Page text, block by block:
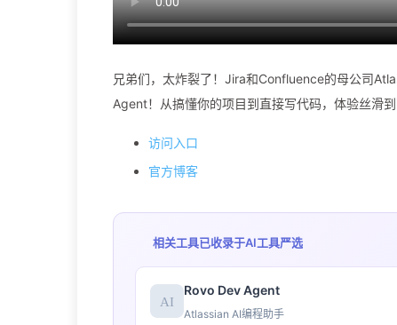
兄弟们，太炸裂了！Jira和Confluence的母公司
Agent！从搞懂你的项目到直接写代码，体验丝滑
访问入口
官方博客
相关工具已收录于AI工具严选
Rovo Dev Agent
Atlassian AI编程助手